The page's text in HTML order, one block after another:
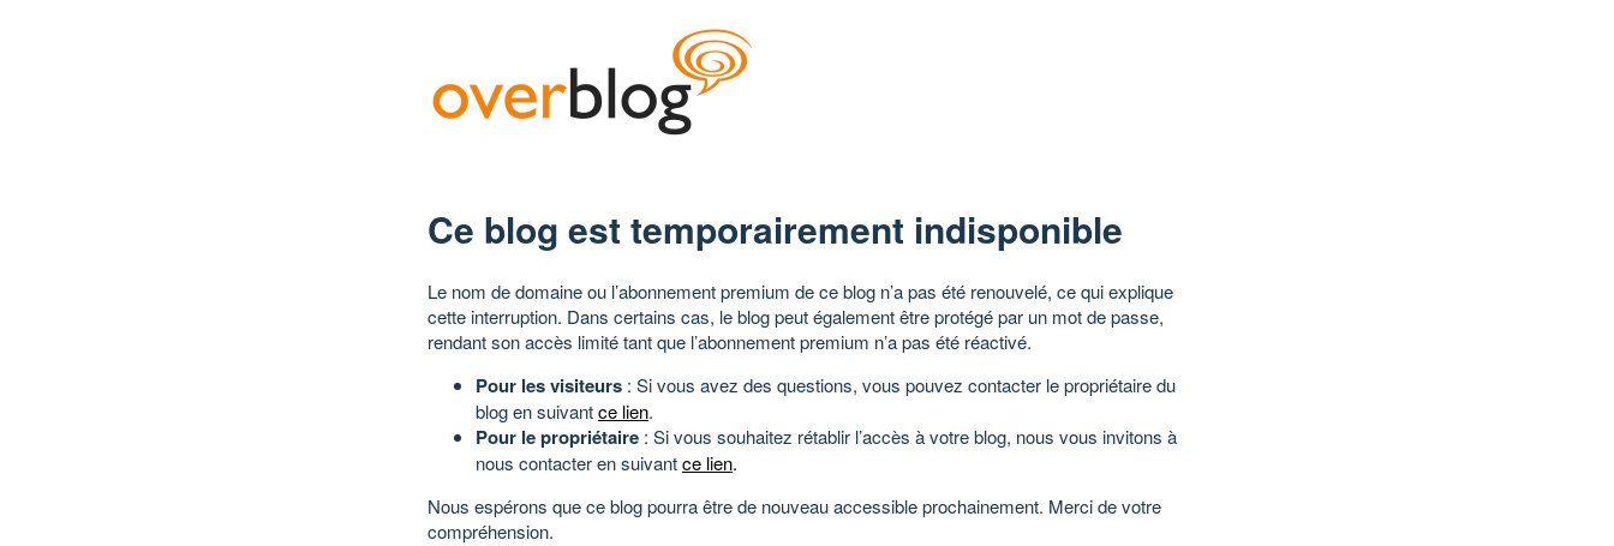
Ce blog est temporairement indisponible
Le nom de domaine ou l’abonnement premium de ce blog n’a pas été renouvelé, ce qui explique
cette interruption. Dans certains cas, le blog peut également être protégé par un mot de passe,
rendant son accès limité tant que l’abonnement premium n’a pas été réactivé.
Pour les visiteurs : Si vous avez des questions, vous pouvez contacter le propriétaire du
blog en suivantce lien.
Pour le propriétaire : Si vous souhaitez rétablir l’accès à votre blog, nous vous invitons à
nous contacter en suivantce lien.
Nous espérons que ce blog pourra être de nouveau accessible prochainement. Merci de votre
compréhension.